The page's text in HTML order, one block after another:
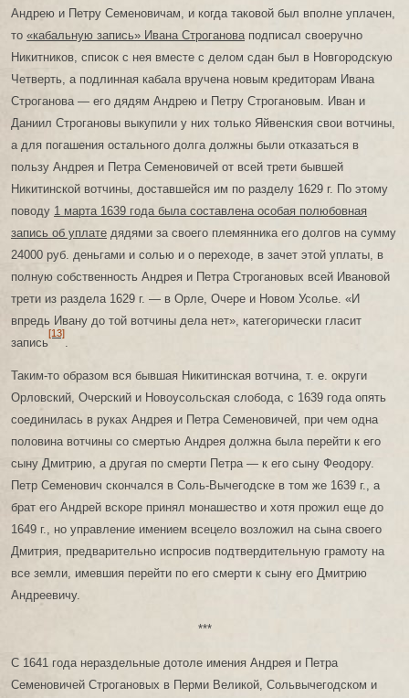
Андрею и Петру Семеновичам, и когда таковой был вполне уплачен,
то «кабальную запись» Ивана Строганова подписал своеручно
Никитников, список с нея вместе с делом сдан был в Новгородскую
Четверть, а подлинная кабала вручена новым кредиторам Ивана
Строганова — его дядям Андрею и Петру Строгановым. Иван и
Даниил Строгановы выкупили у них только Яйвенския свои вотчины,
а для погашения остального долга должны были отказаться в
пользу Андрея и Петра Семеновичей от всей трети бывшей
Никитинской вотчины, доставшейся им по разделу 1629 г. По этому
поводу 1 марта 1639 года была составлена особая полюбовная
запись об уплате дядями за своего племянника его долгов на сумму
24000 руб. деньгами и солью и о переходе, в зачет этой уплаты, в
полную собственность Андрея и Петра Строгановых всей Ивановой
трети из раздела 1629 г. — в Орле, Очере и Новом Усолье. «И
впредь Ивану до той вотчины дела нет», категорически гласит
запись
[13]
Таким-то образом вся бывшая Никитинская вотчина, т. е. округи
Орловский, Очерский и Новоусольская слобода, с 1639 года опять
соединилась в руках Андрея и Петра Семеновичей, при чем одна
половина вотчины со смертью Андрея должна была перейти к его
сыну Дмитрию, а другая по смерти Петра — к его сыну Феодору.
Петр Семенович скончался в Соль-Вычегодске в том же 1639 г., а
брат его Андрей вскоре принял монашество и хотя прожил еще до
1649 г., но управление имением всецело возложил на сына своего
Дмитрия, предварительно испросив подтвердительную грамоту на
все земли, имевшия перейти по его смерти к сыну его Дмитрию
Андреевичу.
***
С 1641 года нераздельные дотоле имения Андрея и Петра
Семеновичей Строгановых в Перми Великой, Сольвычегодском и